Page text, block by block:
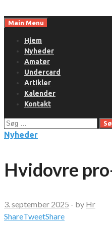
toMain Menu
Hjem
Nyheder
Amatør
Undercard
Artikler
Kalender
Kontakt
Søg
efter:
Nyheder
Hvidovre
3. september 2025 - by Hr
ShareTweetShare